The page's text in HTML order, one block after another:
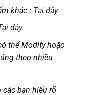
khác : Tại đây
đây
thể Modify hoặc
theo nhiều
bạn hiểu rõ